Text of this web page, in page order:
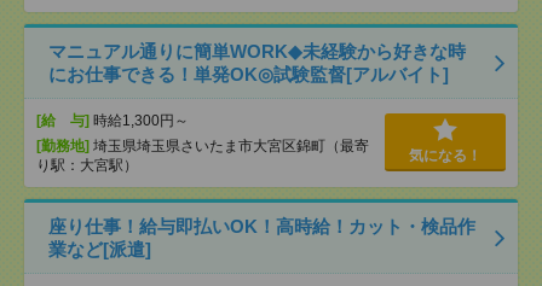
マニュアル通りに簡単WORK◆未経験から好きな時
にお仕事できる！単発OK◎試験監督[アルバイト]
[給 与] 時給1,300円～
[勤務地] 埼玉県埼玉県さいたま市大宮区錦町（最寄
り駅：大宮駅）
気になる！
座り仕事！給与即払いOK！高時給！カット・検品作
業など[派遣]